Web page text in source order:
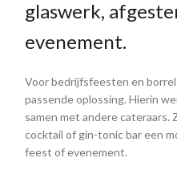
glaswerk,
evenement.
Voor bedrijfsfeesten en
passende oplossing. Hierin
samen met andere cateraars.
cocktail of gin-tonic bar een
feest of evenement.